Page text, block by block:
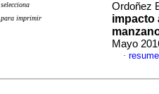
selecciona
para imprimir
Ordoñez
impacto
Mayo
·